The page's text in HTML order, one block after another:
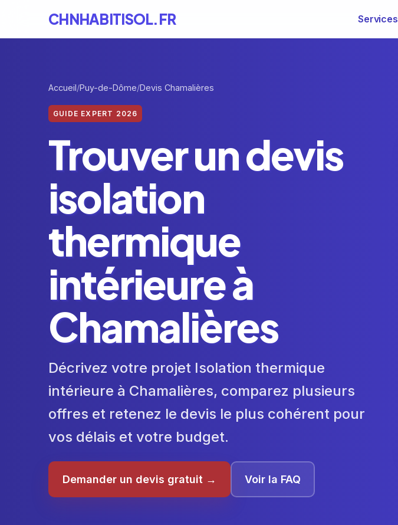
CHNHABITISOL.FR Services
Accueil Puy-de-Dôme Devis Chamalières
GUIDE EXPERT 2026
Trouver un devis
isolation
thermique
intérieure à
Chamalières
Décrivez votre projet Isolation thermique
intérieure à Chamalières, comparez plusieurs
offres et retenez le devis le plus cohérent pour
vos délais et votre budget.
Demander un devis gratuit → Voir la FAQ